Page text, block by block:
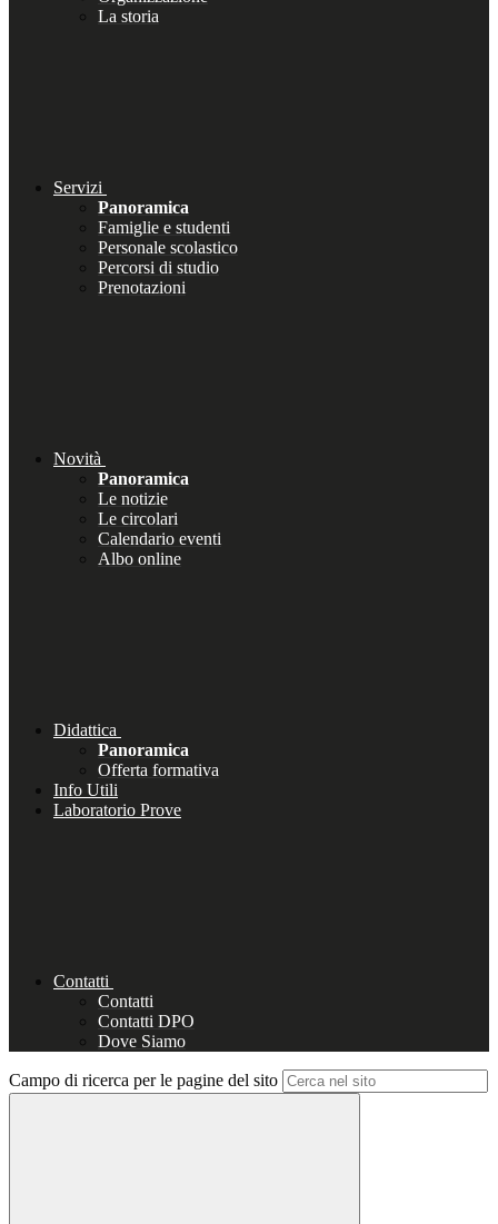
La storia
Servizi
Panoramica
Famiglie e studenti
Personale scolastico
Percorsi di studio
Prenotazioni
Novità
Panoramica
Le notizie
Le circolari
Calendario eventi
Albo online
Didattica
Panoramica
Offerta formativa
Info Utili
Laboratorio Prove
Contatti
Contatti
Contatti DPO
Dove Siamo
Campo di ricerca per le pagine del sito